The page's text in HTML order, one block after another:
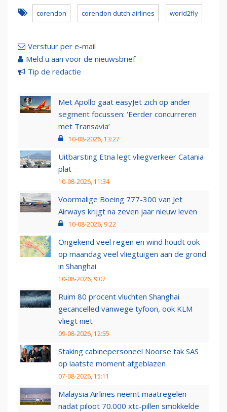
corendon corendon dutch airlines world2fly
Verstuur per e-mail
Meld u aan voor de nieuwsbrief
Tip de redactie
Met Apollo gaat easyJet zich op ander
segment focussen: ‘Eerder concurreren
met Transavia’
10-08-2026, 13:27
Uitbarsting Etna legt vliegverkeer Catania
plat
10-08-2026, 11:34
Voormalige Boeing 777-300 van Jet
Airways krijgt na zeven jaar nieuw leven
10-08-2026, 9:22
Ongekend veel regen en wind houdt ook
op maandag veel vliegtuigen aan de grond
in Shanghai
10-08-2026, 9:07
Ruim 80 procent vluchten Shanghai
gecancelled vanwege tyfoon, ook KLM
vliegt niet
09-08-2026, 12:55
Staking cabinepersoneel Noorse tak SAS
op laatste moment afgeblazen
07-08-2026, 15:11
Malaysia Airlines neemt maatregelen
nadat piloot 70.000 xtc-pillen smokkelde